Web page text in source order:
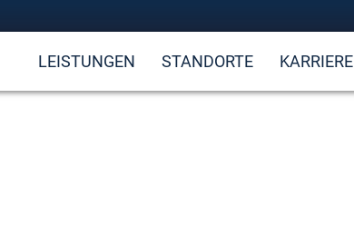
LEISTUNGEN STANDORTE KARRIERE